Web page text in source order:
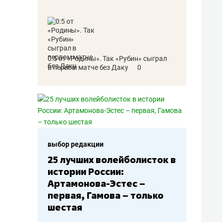
0:5 от «Родины». Так «Рубин» сыграл
в первом матче без Даку
0
выбор редакции
Бюджеты клубов КХЛ: СКА
– главный мажор, «Ак
Барс» – второй, «Салават
Юлаев» – середняк